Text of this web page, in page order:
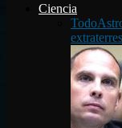
Ciencia
Todo